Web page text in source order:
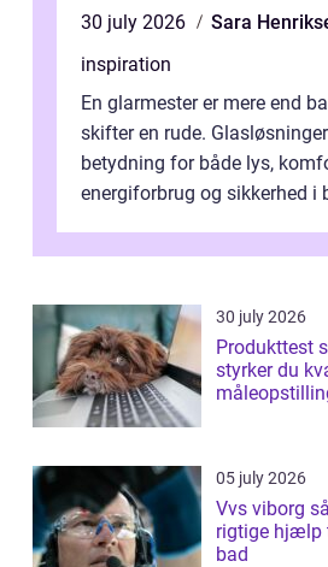
30 july 2026
Sara
inspiration
En glarmester er mere end
skifter en rude.
betydning for både lys,
energiforbrug og sikkerhed i
30 july 2026
Produkttest
styrker du
05 july 2026
Vvs viborg sådan vælger du den
rigtige hjælp
bad